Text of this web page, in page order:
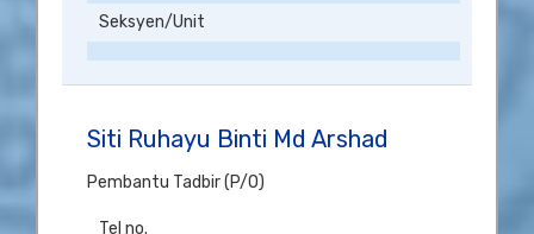
Seksyen/Unit
Siti Ruhayu Binti Md Arshad
Pembantu Tadbir (P/O)
Tel no.